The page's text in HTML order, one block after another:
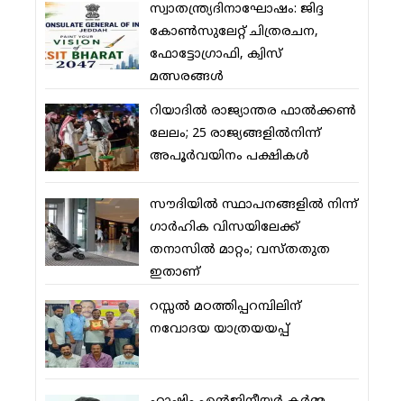
സ്വാതന്ത്ര്യദിനാഘോഷം: ജിദ്ദ
കോണ്‍സുലേറ്റ് ചിത്രരചന,
ഫോട്ടോഗ്രാഫി, ക്വിസ്
മത്സരങ്ങള്‍
റിയാദില്‍ രാജ്യാന്തര ഫാല്‍ക്കണ്‍
ലേലം; 25 രാജ്യങ്ങളില്‍നിന്ന്
അപൂര്‍വയിനം പക്ഷികള്‍
സൗദിയില്‍ സ്ഥാപനങ്ങളില്‍ നിന്ന്
ഗാര്‍ഹിക വിസയിലേക്ക്
തനാസില്‍ മാറ്റം; വസ്തതുത
ഇതാണ്
റസ്സല്‍ മഠത്തിപ്പറമ്പിലിന്
നവോദയ യാത്രയയപ്പ്